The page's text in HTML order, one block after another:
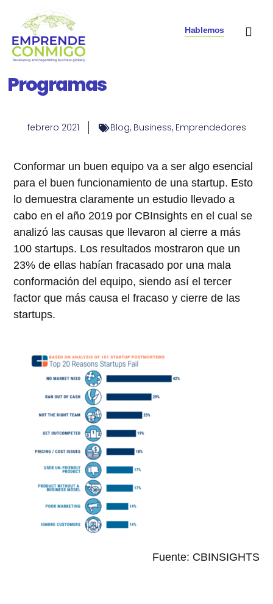
Hablemos
febrero 2021 Blog, Business, Emprendedores
Conformar un buen equipo va a ser algo esencial
para el buen funcionamiento de una startup. Esto
lo demuestra claramente un estudio llevado a
cabo en el año 2019 por CBInsights en el cual se
analizó las causas que llevaron al cierre a más
100 startups. Los resultados mostraron que un
23% de ellas habían fracasado por una mala
conformación del equipo, siendo así el tercer
factor que más causa el fracaso y cierre de las
startups.
Fuente: CBINSIGHTS